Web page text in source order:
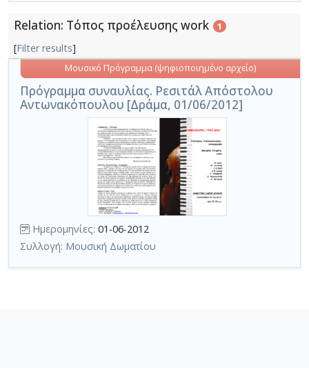
Relation: Τόπος προέλευσης work 1
[Filter results]
Πρόγραμμα συναυλίας. Ρεσιτάλ Απόστολου
Αντωνακόπουλου [Δράμα, 01/06/2012]
Μουσικό Πρόγραμμα (ψηφιοποιημένο αρχείο)
Ημερομηνίες: 01-06-2012
Συλλογή: Μουσική Δωματίου